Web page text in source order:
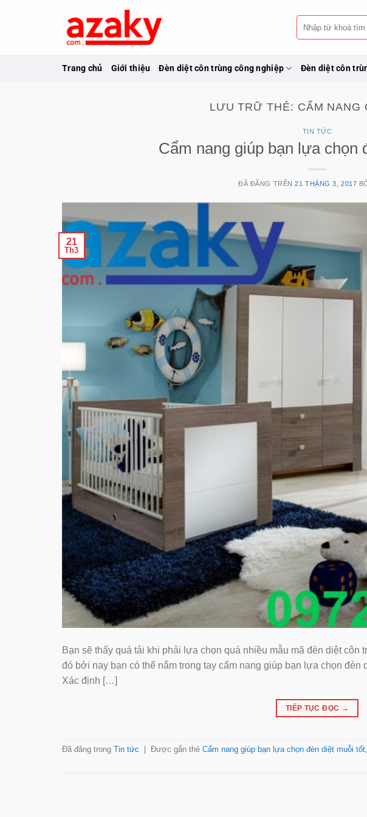
Tìm
kiếm:
Trang chủ Giới thiệu Đèn diệt côn trùng công nghiệp Đèn diệt côn
LƯU TRỮ THẺ: CẨM NANG
TIN TỨC
Cẩm nang giúp bạn lựa chọn
ĐÃ ĐĂNG TRÊN21 THÁNG 3, 2017
21
Th3
Bạn sẽ thấy quá tải khi phải lựa chọn quá nhiều mẫu mã đèn diệt
đó bởi nay bạn có thể nắm trong tay cẩm nang giúp bạn lựa chọn đèn
Xác định […]
TIẾP TỤC ĐỌC →
Đã đăng trong Tin tức Được gắn thẻ Cẩm nang giúp bạn lựa chọn đèn diệt muỗi tốt,